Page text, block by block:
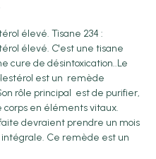
élevé. Tisane 234 :
élevé. C'est une tisane
cure de désintoxication..Le
est un remède
rôle principal est de purifier,
corps en éléments vitaux.
devraient prendre un mois
Ce remède est un